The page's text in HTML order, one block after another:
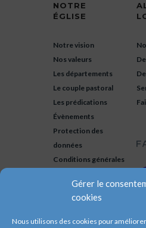
Gérer le
cookies
Nous utilisons des cookies pour
NOTRE
ÉGLISE
Notre vision
Nos valeurs
Les départements
Le couple pastoral
Les prédications
Évènements
Protection des
données
Conditions générales